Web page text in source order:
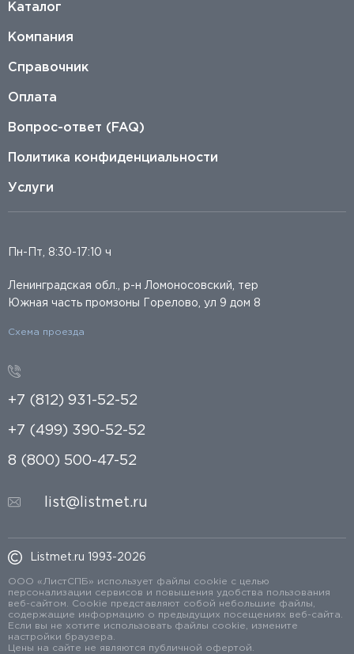
Каталог
Компания
Справочник
Оплата
Вопрос-ответ (FAQ)
Политика конфиденциальности
Услуги
Пн-Пт, 8:30-17:10 ч
Ленинградская обл., р-н Ломоносовский, тер
Южная часть промзоны Горелово, ул 9 дом 8
Схема проезда
+7 (812) 931-52-52
+7 (499) 390-52-52
8 (800) 500-47-52
list@listmet.ru
Listmet.ru 1993-2026
ООО «ЛистСПБ» использует файлы cookie с целью
персонализации сервисов и повышения удобства пользования
веб-сайтом. Cookie представляют собой небольшие файлы,
содержащие информацию о предыдущих посещениях веб-сайта.
Если вы не хотите использовать файлы cookie, измените
настройки браузера.
Цены на сайте не являются публичной офертой.